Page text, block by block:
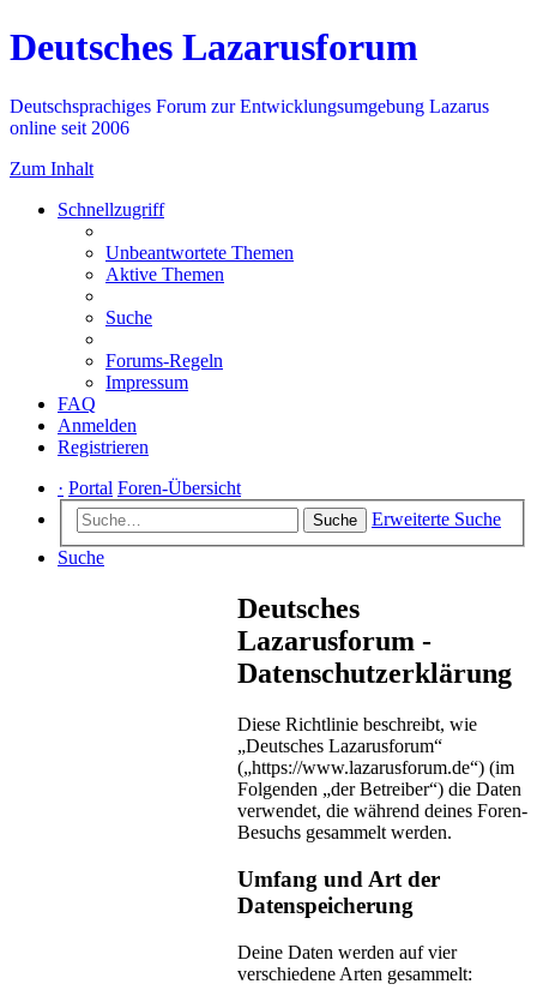
Deutsches Lazarusforum
Deutschsprachiges Forum zur Entwicklungsumgebung Lazarus
online seit 2006
Zum Inhalt
Schnellzugriff
Unbeantwortete Themen
Aktive Themen
Suche
Forums-Regeln
Impressum
FAQ
Anmelden
Registrieren
· Portal Foren-Übersicht
Suche
Erweiterte Suche
Suche
Deutsches
Lazarusforum -
Datenschutzerklärung
Diese Richtlinie beschreibt, wie
„Deutsches Lazarusforum“
(„https://www.lazarusforum.de“) (im
Folgenden „der Betreiber“) die Daten
verwendet, die während deines Foren-
Besuchs gesammelt werden.
Umfang und Art der
Datenspeicherung
Deine Daten werden auf vier
verschiedene Arten gesammelt: